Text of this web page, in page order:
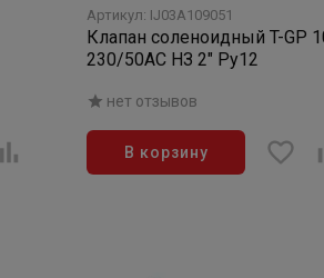
Артикул: IJ03A109051
Клапан соленоидный T-GP
230/50AC НЗ 2" Ру12
нет отзывов
В корзину